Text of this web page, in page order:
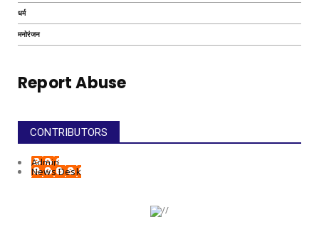
धर्म
मनोरंजन
Report Abuse
CONTRIBUTORS
Admin
News Desk